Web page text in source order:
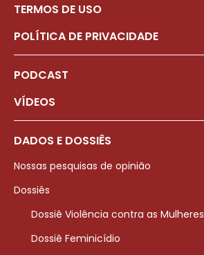
TERMOS DE USO
POLÍTICA DE PRIVACIDADE
PODCAST
VÍDEOS
DADOS E DOSSIÊS
Nossas pesquisas de opinião
Dossiês
Dossiê Violência contra as Mulheres
Dossiê Feminicídio